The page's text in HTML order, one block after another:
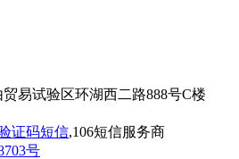
易试验区环湖西二路888号C楼
证码短信,106短信服务商
号